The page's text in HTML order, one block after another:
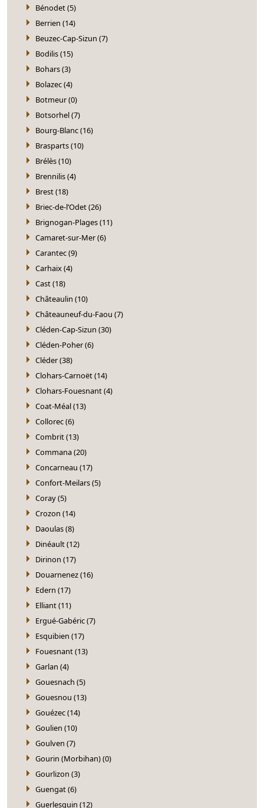
Bénodet (5)
Berrien (14)
Beuzec-Cap-Sizun (7)
Bodilis (15)
Bohars (3)
Bolazec (4)
Botmeur (0)
Botsorhel (7)
Bourg-Blanc (16)
Brasparts (10)
Brélès (10)
Brennilis (4)
Brest (18)
Briec-de-l’Odet (26)
Brignogan-Plages (11)
Camaret-sur-Mer (6)
Carantec (9)
Carhaix (4)
Cast (18)
Châteaulin (10)
Châteauneuf-du-Faou (7)
Cléden-Cap-Sizun (30)
Cléden-Poher (6)
Cléder (38)
Clohars-Carnoët (14)
Clohars-Fouesnant (4)
Coat-Méal (13)
Collorec (6)
Combrit (13)
Commana (20)
Concarneau (17)
Confort-Meilars (5)
Coray (5)
Crozon (14)
Daoulas (8)
Dinéault (12)
Dirinon (17)
Douarnenez (16)
Edern (17)
Elliant (11)
Ergué-Gabéric (7)
Esquibien (17)
Fouesnant (13)
Garlan (4)
Gouesnach (5)
Gouesnou (13)
Gouézec (14)
Goulien (10)
Goulven (7)
Gourin (Morbihan) (0)
Gourlizon (3)
Guengat (6)
Guerlesquin (12)